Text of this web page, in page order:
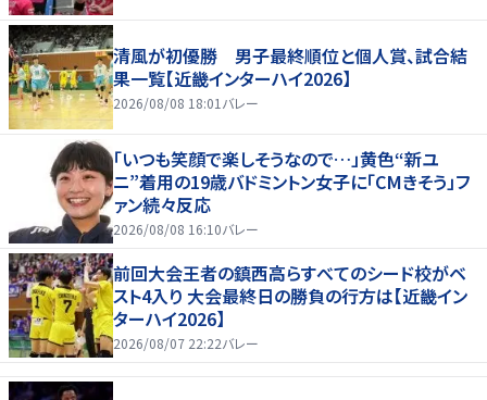
清風が初優勝 男子最終順位と個人賞、試合結
果一覧【近畿インターハイ2026】
2026/08/08 18:01 バレー
「いつも笑顔で楽しそうなので…」黄色“新ユ
ニ”着用の19歳バドミントン女子に「CMきそう」フ
ァン続々反応
2026/08/08 16:10バレー
前回大会王者の鎮西高らすべてのシード校がベ
スト4入り 大会最終日の勝負の行方は【近畿イン
ターハイ2026】
2026/08/07 22:22バレー